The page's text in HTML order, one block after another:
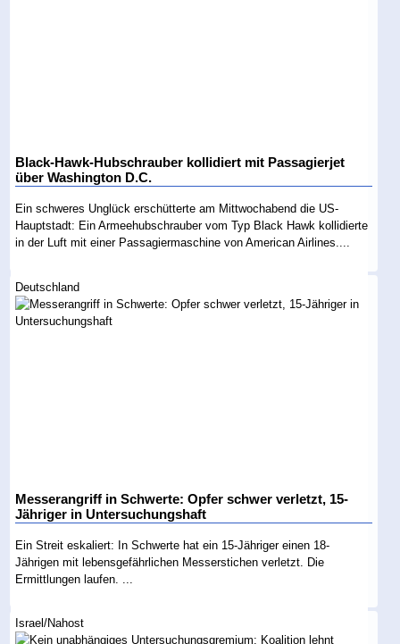
Black-Hawk-Hubschrauber kollidiert mit Passagierjet
über Washington D.C.
Ein schweres Unglück erschütterte am Mittwochabend die US-
Hauptstadt: Ein Armeehubschrauber vom Typ Black Hawk kollidierte
in der Luft mit einer Passagiermaschine von American Airlines....
Deutschland
Messerangriff in Schwerte: Opfer schwer verletzt, 15-
Jähriger in Untersuchungshaft
Ein Streit eskaliert: In Schwerte hat ein 15-Jähriger einen 18-
Jährigen mit lebensgefährlichen Messerstichen verletzt. Die
Ermittlungen laufen. ...
Israel/Nahost